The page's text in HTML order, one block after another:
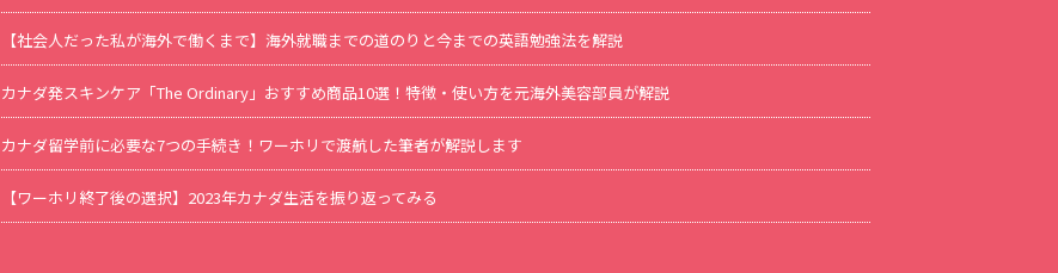
【社会人だった私が海外で働くまで】海外就職までの道のりと今までの英語勉強法を解説
カナダ発スキンケア「The Ordinary」おすすめ商品10選！特徴・使い方を元海外美容部員が解説
カナダ留学前に必要な7つの手続き！ワーホリで渡航した筆者が解説します
【ワーホリ終了後の選択】2023年カナダ生活を振り返ってみる